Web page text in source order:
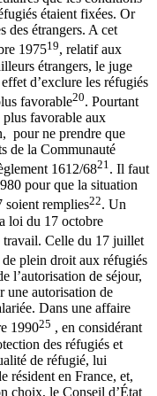
étaient fixées. Or
des étrangers. A cet
197519, relatif aux
étrangers, le juge
d’exclure les réfugiés
favorable20. Pourtant
plus favorable aux
pour ne prendre que
de la Communauté
1612/6821 . Il faut
pour que la situation
soient remplies22. Un
loi du 17 octobre
travail. Celle du 17 juillet
plein droit aux réfugiés
l’autorisation de séjour,
une autorisation de
Dans une affaire
199025 , en considérant
des réfugiés et
de réfugié, lui
résident en France, et,
choix, le Conseil d’État